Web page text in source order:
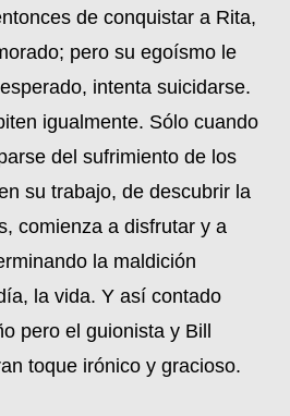
de conquistar a Rita,
pero su egoísmo le
intenta suicidarse.
igualmente. Sólo cuando
del sufrimiento de los
su trabajo, de descubrir la
comienza a disfrutar y a
la maldición
la vida. Y así contado
pero el guionista y Bill
toque irónico y gracioso.